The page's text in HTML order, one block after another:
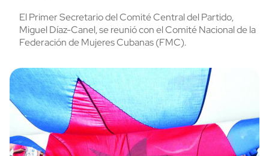
El Primer Secretario del Comité Central del Partido,
Miguel Díaz-Canel, se reunió con el Comité Nacional de la
Federación de Mujeres Cubanas (FMC).